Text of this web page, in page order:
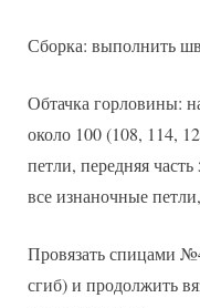
Сборка: выполнить
Обтачка горловины:
около 100 (108, 114,
петли, передняя
все изнаночные
Провязать спицами
сгиб) и продолжить